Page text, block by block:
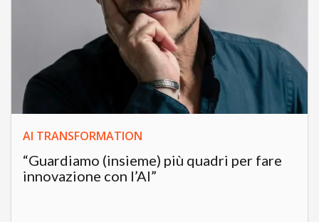
AI TRANSFORMATION
“Guardiamo (insieme) più quadri per fare
innovazione con l’AI”